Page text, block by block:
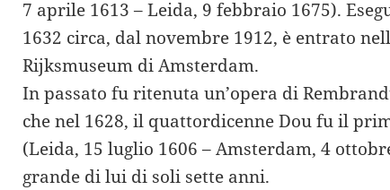
7 aprile 1613 – Leida, 9 febbraio 1675).
1632 circa, dal novembre 1912, è entrato
Rijksmuseum di Amsterdam.
In passato fu ritenuta un’opera di
che nel 1628, il quattordicenne Dou fu il
(Leida, 15 luglio 1606 – Amsterdam, 4
grande di lui di soli sette anni.